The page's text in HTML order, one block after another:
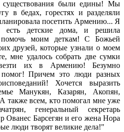
существования были едины! Мы
в бедах, горестях и разделяли
посетить Армению... Я
детские дома, и решила
помочь моим деткам! С Божьей
друзей, которые узнали о моем
мне удалось собрать две сумки
их в Армению! Безумно
помог! Причем это люди разных
Хочется выразить
Манукян, Казарян, Акопян,
всем, кто помогал мне уже
генеральный секретарь
Ованес Барсегян и его жена Нора
люди творят великие дела!"